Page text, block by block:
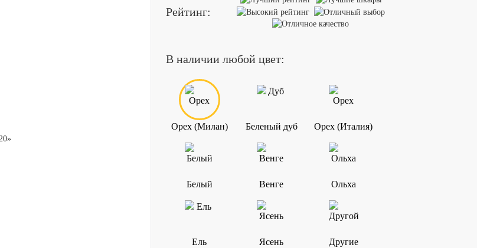
Рейтинг:
В наличии любой цвет:
Орех (Милан) Беленый дуб Орех (Италия)
Белый Венге Ольха
Ель Ясень Другие